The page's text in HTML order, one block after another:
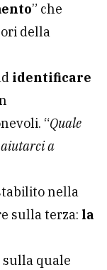
” che
della
identificare
“Quale
aiutarci a
nella
sulla terza: la
sulla quale